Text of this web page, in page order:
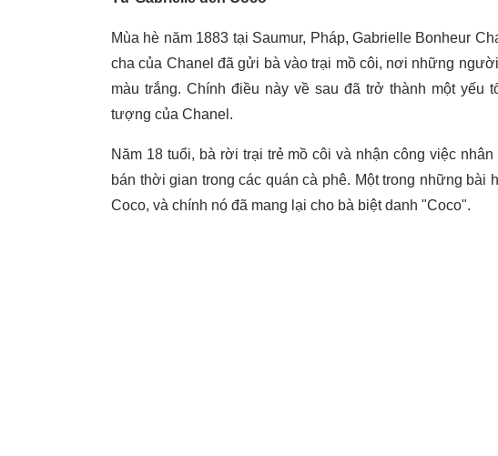
Mùa hè năm 1883 tại Saumur, Pháp, Gabrielle Bonheur
cha của Chanel đã gửi bà vào trại mồ côi, nơi những
màu trắng. Chính điều này về sau đã trở thành một yếu
tượng của Chanel.
Năm 18 tuổi, bà rời trại trẻ mồ côi và nhận công việc
bán thời gian trong các quán cà phê. Một trong những bài
Coco, và chính nó đã mang lại cho bà biệt danh "Coco".